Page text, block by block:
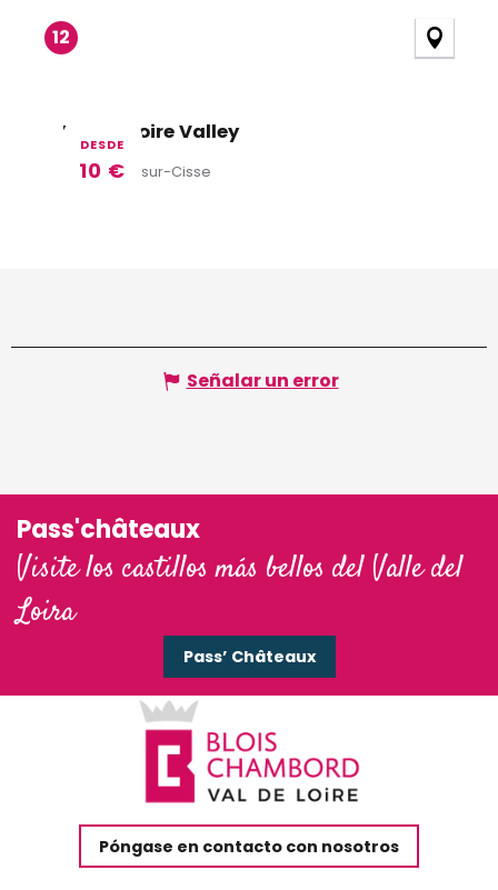
12
DESDE
10 €
Loisirs Loire Valley
Chouzy-sur-Cisse
Señalar un error
Pass'châteaux
Visite los castillos más bellos del Valle del
Loira
Pass’ Châteaux
Póngase en contacto con nosotros